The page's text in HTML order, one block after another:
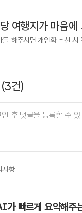
여행지가 마음에
를 해주시면 개인화 추천 시
(3건)
사항
가 빠르게 요약해주